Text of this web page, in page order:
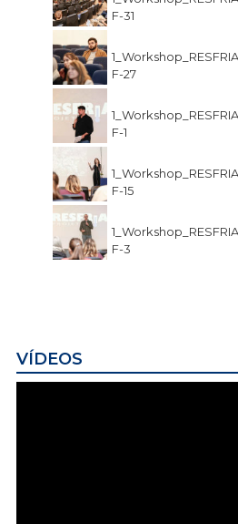
F-31
F-27
F-1
F-15
F-3
VÍDEOS